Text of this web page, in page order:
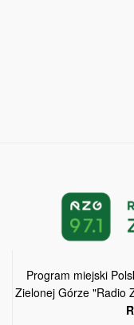
Program miejski
Zielonej Górze "Radio